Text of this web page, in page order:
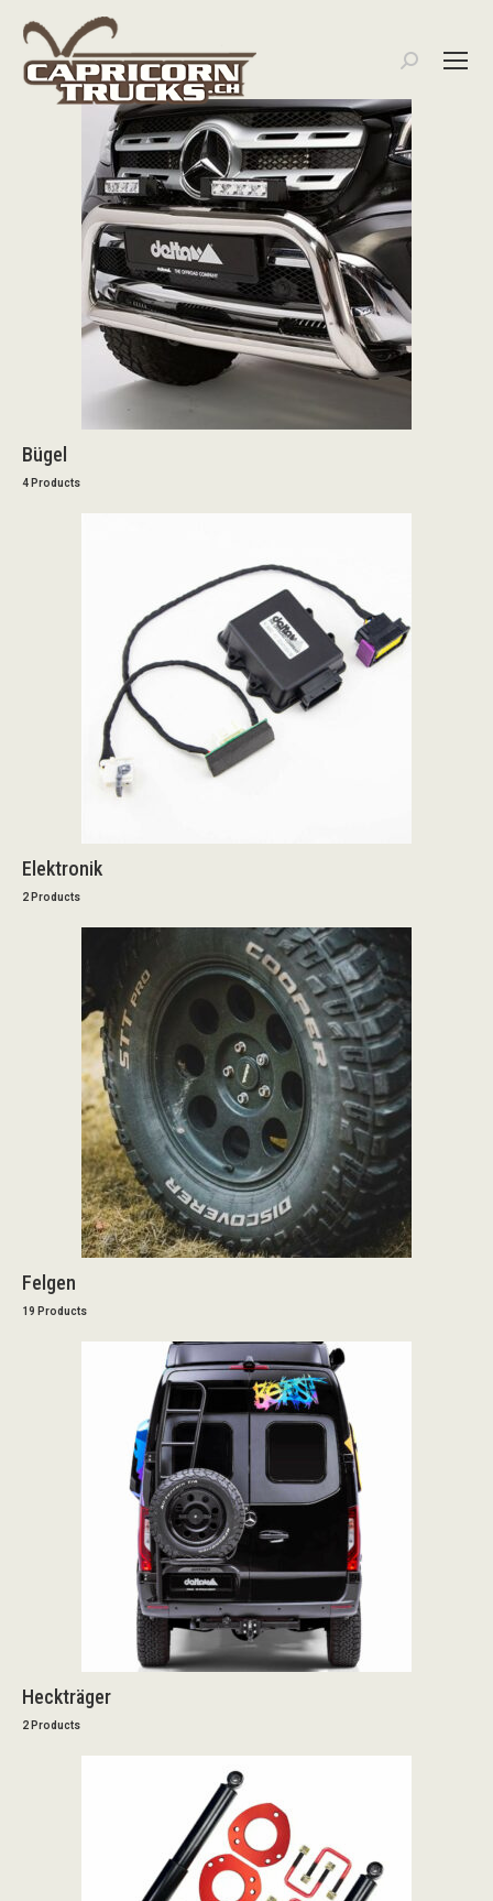
Search:
Bügel
4 Products
Elektronik
2 Products
Felgen
19 Products
Heckträger
2 Products